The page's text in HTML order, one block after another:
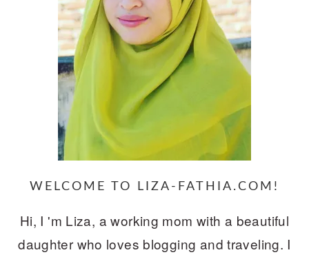
WELCOME TO LIZA-FATHIA.COM!
Hi, I 'm Liza, a working mom with a beautiful
daughter who loves blogging and traveling. I